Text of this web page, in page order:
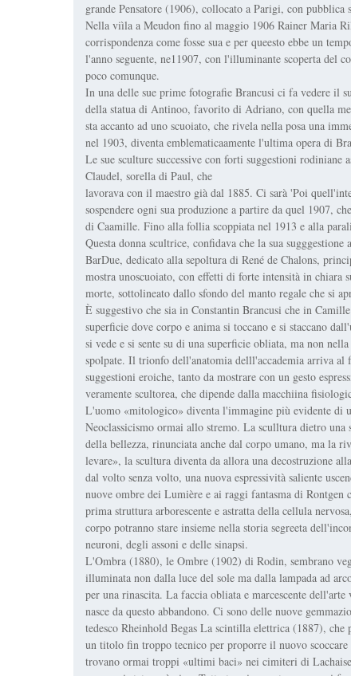
grande Pensatore (1906), collocato a Parigi, con pubblica
Nella viìla a Meudon fino al maggio 1906 Rainer Maria
corrispondenza come fosse sua e per queesto ebbe un
l'anno seguente, ne11907, con l'illuminante scoperta del
poco comunque.
In una delle sue prime fotografie Brancusi ci fa vedere il
della statua di Antinoo, favorito di Adriano, con quella
sta accanto ad uno scuoiato, che rivela nella posa una
nel 1903, diventa emblematicaamente l'ultima opera di
Le sue sculture successive con forti suggestioni rodiniane
Claudel, sorella di Paul, che
lavorava con il maestro già dal 1885. Ci sarà 'Poi
sospendere ogni sua produzione a partire da quel 1907,
di Caamille. Fino alla follia scoppiata nel 1913 e alla
Questa donna scultrice, confidava che la sua
BarDue, dedicato alla sepoltura di René de Chalons,
mostra unoscuoiato, con effetti di forte intensità in chiara
morte, sottolineato dallo sfondo del manto regale che si
È suggestivo che sia in Constantin Brancusi che in
superficie dove corpo e anima si toccano e si staccano
si vede e si sente su di una superficie obliata, ma non
spolpate. Il trionfo dell'anatomia delll'accademia arriva al
suggestioni eroiche, tanto da mostrare con un gesto
veramente scultorea, che dipende dalla macchiina
L'uomo «mitologico» diventa l'immagine più evidente di
Neoclassicismo ormai allo stremo. La sculltura dietro
della bellezza, rinunciata anche dal corpo umano, ma la
levare», la scultura diventa da allora una decostruzione
dal volto senza volto, una nuova espressività saliente
nuove ombre dei Lumière e ai raggi fantasma di
prima struttura arborescente e astratta della cellula
corpo potranno stare insieme nella storia segreeta
neuroni, degli assoni e delle sinapsi.
L'Ombra (1880), le Ombre (1902) di Rodin, sembrano
illuminata non dalla luce del sole ma dalla lampada ad
per una rinascita. La faccia obliata e marcescente
nasce da questo abbandono. Ci sono delle nuove
tedesco Rheinhold Begas La scintilla elettrica (1887),
un titolo fin troppo tecnico per proporre il nuovo
trovano ormai troppi «ultimi baci» nei cimiteri di